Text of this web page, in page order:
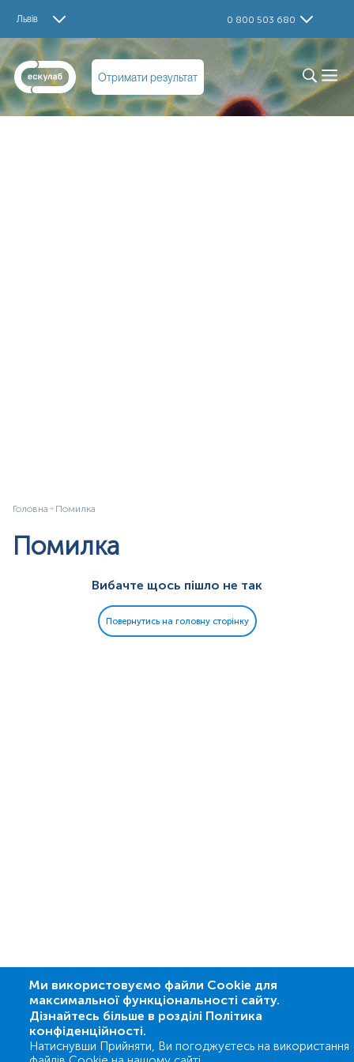
Львів 0 800 503 680
Отримати результат
Головна Помилка
Помилка
Вибачте щось пішло не так
Повернутись на головну сторінку
Ми використовуємо файли Cookie для
максимальної функціональності сайту.
Дізнайтесь більше в розділі Політика
конфіденційності.
Натиснувши Прийняти, Ви погоджуєтесь на використання